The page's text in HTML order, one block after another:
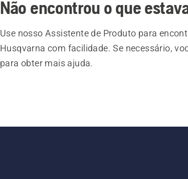
Não encontrou o que
Use nosso Assistente de Produto para
Husqvarna com facilidade. Se necessário,
para obter mais ajuda.